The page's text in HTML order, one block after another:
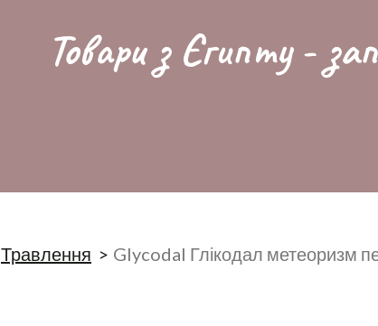
Товари з Єгипту -
Травлення Glycodal Глікодал метеоризм